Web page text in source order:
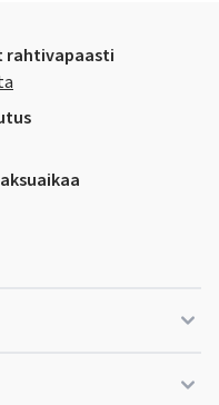
rahtivapaasti